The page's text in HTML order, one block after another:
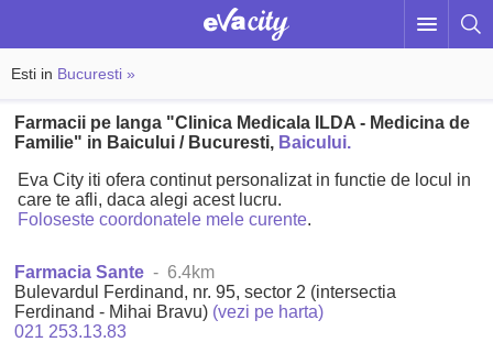
Esti in Bucuresti »
Farmacii pe langa "Clinica Medicala ILDA - Medicina de
Familie" in Baicului / Bucuresti, Baicului.
Eva City iti ofera continut personalizat in functie de locul in
care te afli, daca alegi acest lucru.
Foloseste coordonatele mele curente.
Farmacia Sante - 6.4km
Bulevardul Ferdinand, nr. 95, sector 2 (intersectia
Ferdinand - Mihai Bravu) (vezi pe harta)
021 253.13.83